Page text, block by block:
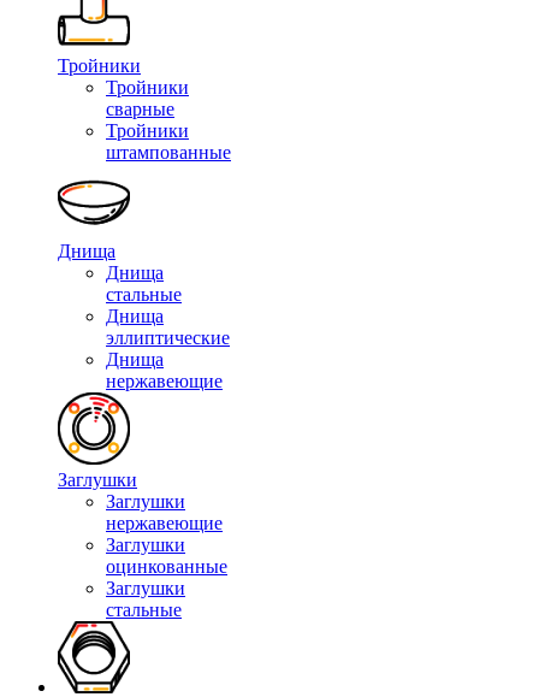
Тройники
Тройники
сварные
Тройники
штампованные
Днища
Днища
стальные
Днища
эллиптические
Днища
нержавеющие
Заглушки
Заглушки
нержавеющие
Заглушки
оцинкованные
Заглушки
стальные